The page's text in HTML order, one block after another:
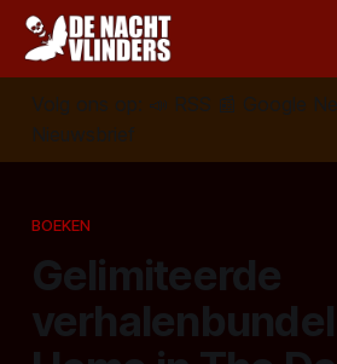
Volg ons op: 📣 RSS 📰 Google
Nieuwsbrief
BOEKEN
Gelimiteerde